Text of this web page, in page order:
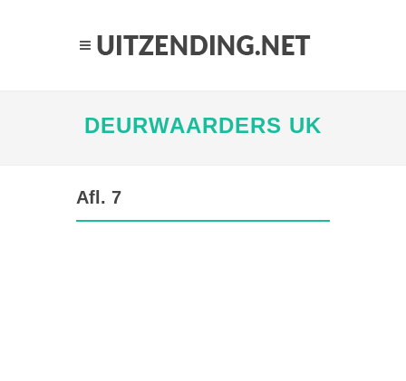
DEURWAARDERS UK
Afl. 7